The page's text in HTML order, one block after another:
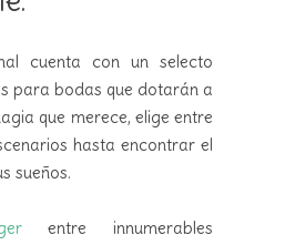
cuenta con un selecto
para bodas que dotarán a
que merece, elige entre
hasta encontrar el
sueños.
entre innumerables